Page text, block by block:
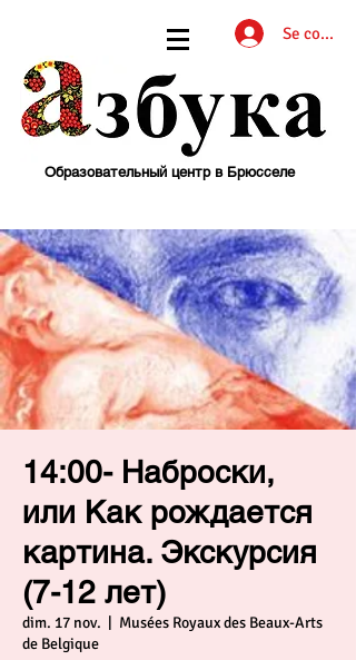
Se
Образовательный центр в Брюсселе
14:00- Наброски,
или Как рождается
картина. Экскурсия
(7-12 лет)
dim. 17 nov.
  |
Musées Royaux des Beaux-Arts
de Belgique